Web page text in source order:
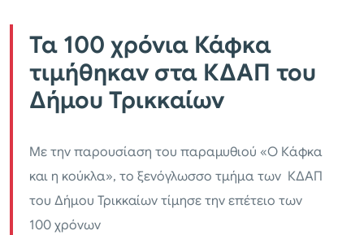
Τα 100 χρόνια Κάφκα
τιμήθηκαν στα ΚΔΑΠ του
Δήμου Τρικκαίων
Με την παρουσίαση του παραμυθιού «Ο Κάφκα
και η κούκλα», το ξενόγλωσσο τμήμα των ΚΔΑΠ
του Δήμου Τρικκαίων τίμησε την επέτειο των
100 χρόνων